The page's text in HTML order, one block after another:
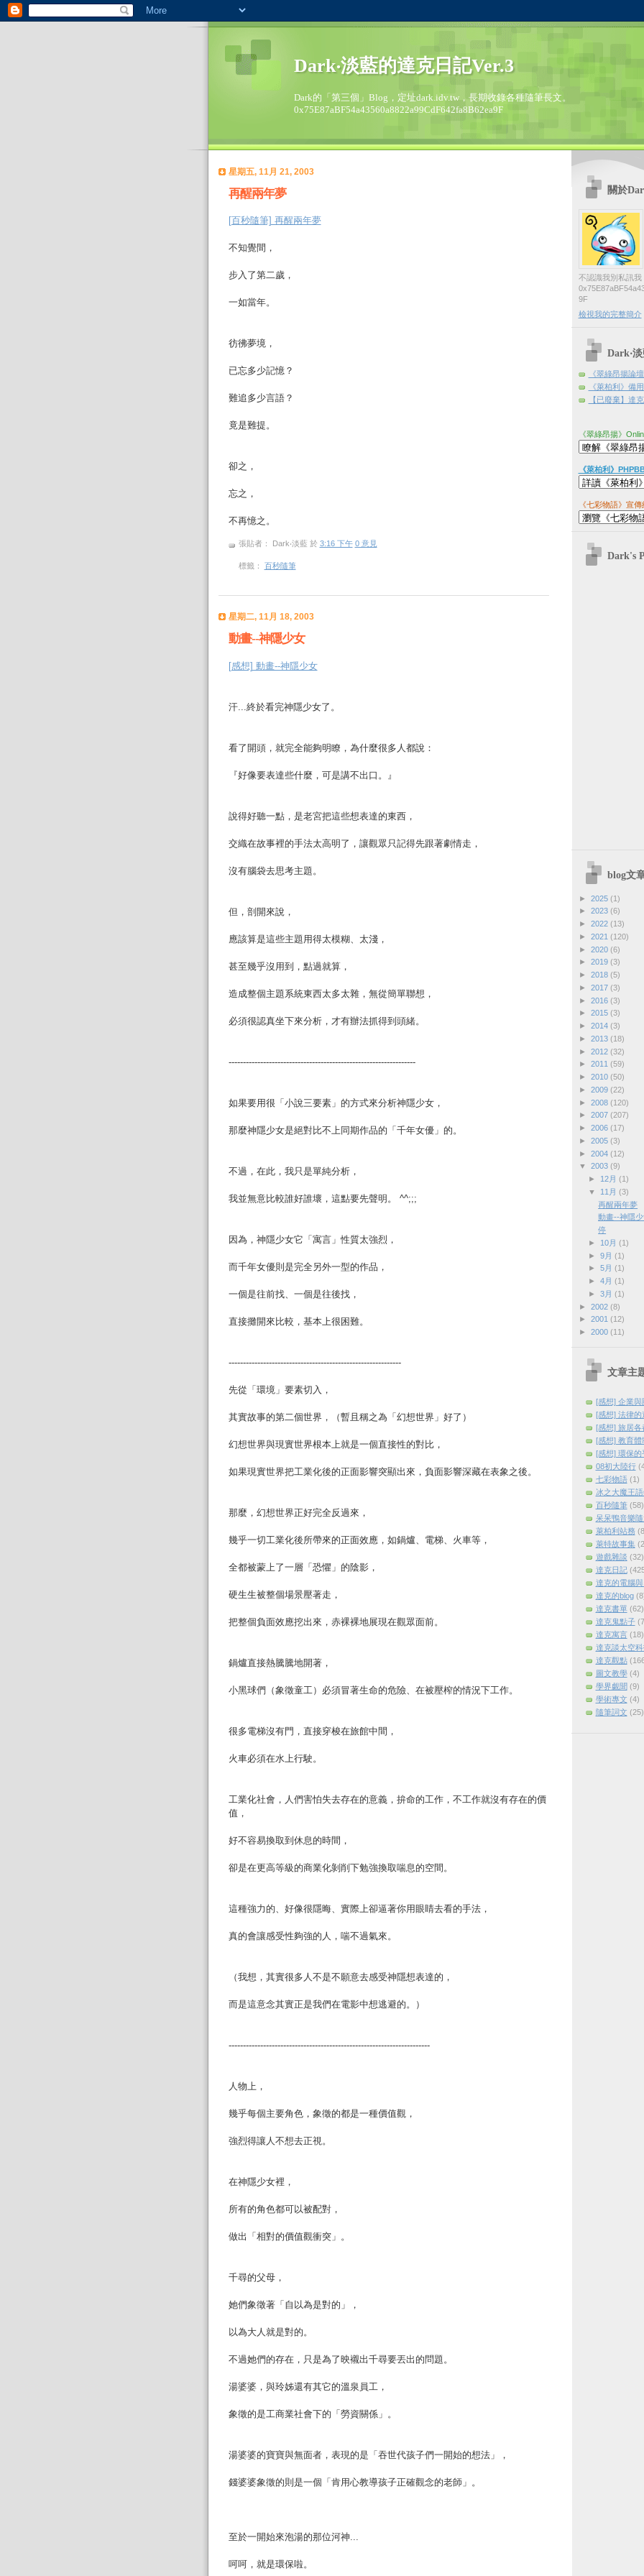
Dark‧淡藍的達克日記Ver.3
Dark的「第三個」Blog，定址dark.idv.tw，長期收錄各種隨筆長文。
0x75E87aBF54a43560a8822a99CdF642fa8B62ea9F
星期五, 11月 21, 2003
再醒兩年夢
[百秒隨筆] 再醒兩年夢
不知覺間，
步入了第二歲，
一如當年。
彷彿夢境，
已忘多少記憶？
難追多少言語？
竟是難提。
卻之，
忘之，
不再憶之。
張貼者： Dark‧淡藍 於 3:16 下午 0 意見
標籤： 百秒隨筆
星期二, 11月 18, 2003
動畫--神隱少女
[感想] 動畫--神隱少女
汗...終於看完神隱少女了。
看了開頭，就完全能夠明瞭，為什麼很多人都說：
『好像要表達些什麼，可是講不出口。』
說得好聽一點，是老宮把這些想表達的東西，
交織在故事裡的手法太高明了，讓觀眾只記得先跟著劇情走，
沒有腦袋去思考主題。
但，剖開來說，
應該算是這些主題用得太模糊、太淺，
甚至幾乎沒用到，點過就算，
造成整個主題系統東西太多太雜，無從簡單聯想，
必須很認真坐下來分析，才有辦法抓得到頭緒。
-----------------------------------------------------------------
如果要用很「小說三要素」的方式來分析神隱少女，
那麼神隱少女是絕對比不上同期作品的「千年女優」的。
不過，在此，我只是單純分析，
我並無意比較誰好誰壞，這點要先聲明。 ^^;;;
因為，神隱少女它「寓言」性質太強烈，
而千年女優則是完全另外一型的作品，
一個是往前找、一個是往後找，
直接攤開來比較，基本上很困難。
------------------------------------------------------------
先從「環境」要素切入，
其實故事的第二個世界，（暫且稱之為「幻想世界」好了）
幻想世界與現實世界根本上就是一個直接性的對比，
如果現實世界把工業化後的正面影響突顯出來，負面影響深藏在表象之後。
那麼，幻想世界正好完全反過來，
幾乎一切工業化後所帶來的正面效應，如鍋爐、電梯、火車等，
全都被蒙上了一層「恐懼」的陰影，
硬生生被整個場景壓著走，
把整個負面效應挖出來，赤裸裸地展現在觀眾面前。
鍋爐直接熱騰騰地開著，
小黑球們（象徵童工）必須冒著生命的危險、在被壓榨的情況下工作。
很多電梯沒有門，直接穿梭在旅館中間，
火車必須在水上行駛。
工業化社會，人們害怕失去存在的意義，拚命的工作，不工作就沒有存在的價
值，
好不容易換取到休息的時間，
卻是在更高等級的商業化剝削下勉強換取喘息的空間。
這種強力的、好像很隱晦、實際上卻逼著你用眼睛去看的手法，
真的會讓感受性夠強的人，喘不過氣來。
（我想，其實很多人不是不願意去感受神隱想表達的，
而是這意念其實正是我們在電影中想逃避的。）
----------------------------------------------------------------------
人物上，
幾乎每個主要角色，象徵的都是一種價值觀，
強烈得讓人不想去正視。
在神隱少女裡，
所有的角色都可以被配對，
做出「相對的價值觀衝突」。
千尋的父母，
她們象徵著「自以為是對的」，
以為大人就是對的。
不過她們的存在，只是為了映襯出千尋要丟出的問題。
湯婆婆，與玲姊還有其它的溫泉員工，
象徵的是工商業社會下的「勞資關係」。
湯婆婆的寶寶與無面者，表現的是「吞世代孩子們一開始的想法」，
錢婆婆象徵的則是一個「肯用心教導孩子正確觀念的老師」。
至於一開始來泡湯的那位河神...
呵呵，就是環保啦。
關於
不認識我別私訊
9F
檢視我的完整簡介
Dark‧
《翠綠昂揚論
《萊柏利》備
【已廢棄】達
《翠綠昂揚》
《萊柏利》
《七彩物語》宣
Dark's
blog文
► 2025 (1)
► 2023 (6)
► 2022 (13)
► 2021 (120)
► 2020 (6)
► 2019 (3)
► 2018 (5)
► 2017 (3)
► 2016 (3)
► 2015 (3)
► 2014 (3)
► 2013 (18)
► 2012 (32)
► 2011 (59)
► 2010 (50)
► 2009 (22)
► 2008 (120)
► 2007 (207)
► 2006 (17)
► 2005 (3)
► 2004 (12)
▼ 2003 (9)
►
12月 (1)
▼
11月 (3)
再醒兩年夢
動畫--神隱
停
►
10月 (1)
► 9月 (1)
► 5月 (1)
► 4月 (1)
► 3月 (1)
► 2002 (8)
► 2001 (12)
► 2000 (11)
文章主
[感想] 企業與
[感想] 法律的
[感想] 旅居各
[感想] 教育體
[感想] 環保的
08初大陸行
七彩物語 (1)
冰之大魔王
百秒隨筆 (58)
呆呆鴨音樂
萊柏利站務
萊特故事集
遊戲雜談 (32)
達克日記
達克的電腦
達克的blog
達克書單 (62)
達克鬼點子
達克寓言 (18)
達克談太空
達克觀點
圖文教學 (4)
學界覷聞 (9)
學術專文 (4)
隨筆詞文 (25)